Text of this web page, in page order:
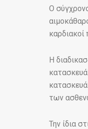
Ο
καρδιακοί
Η
των
Την ίδια